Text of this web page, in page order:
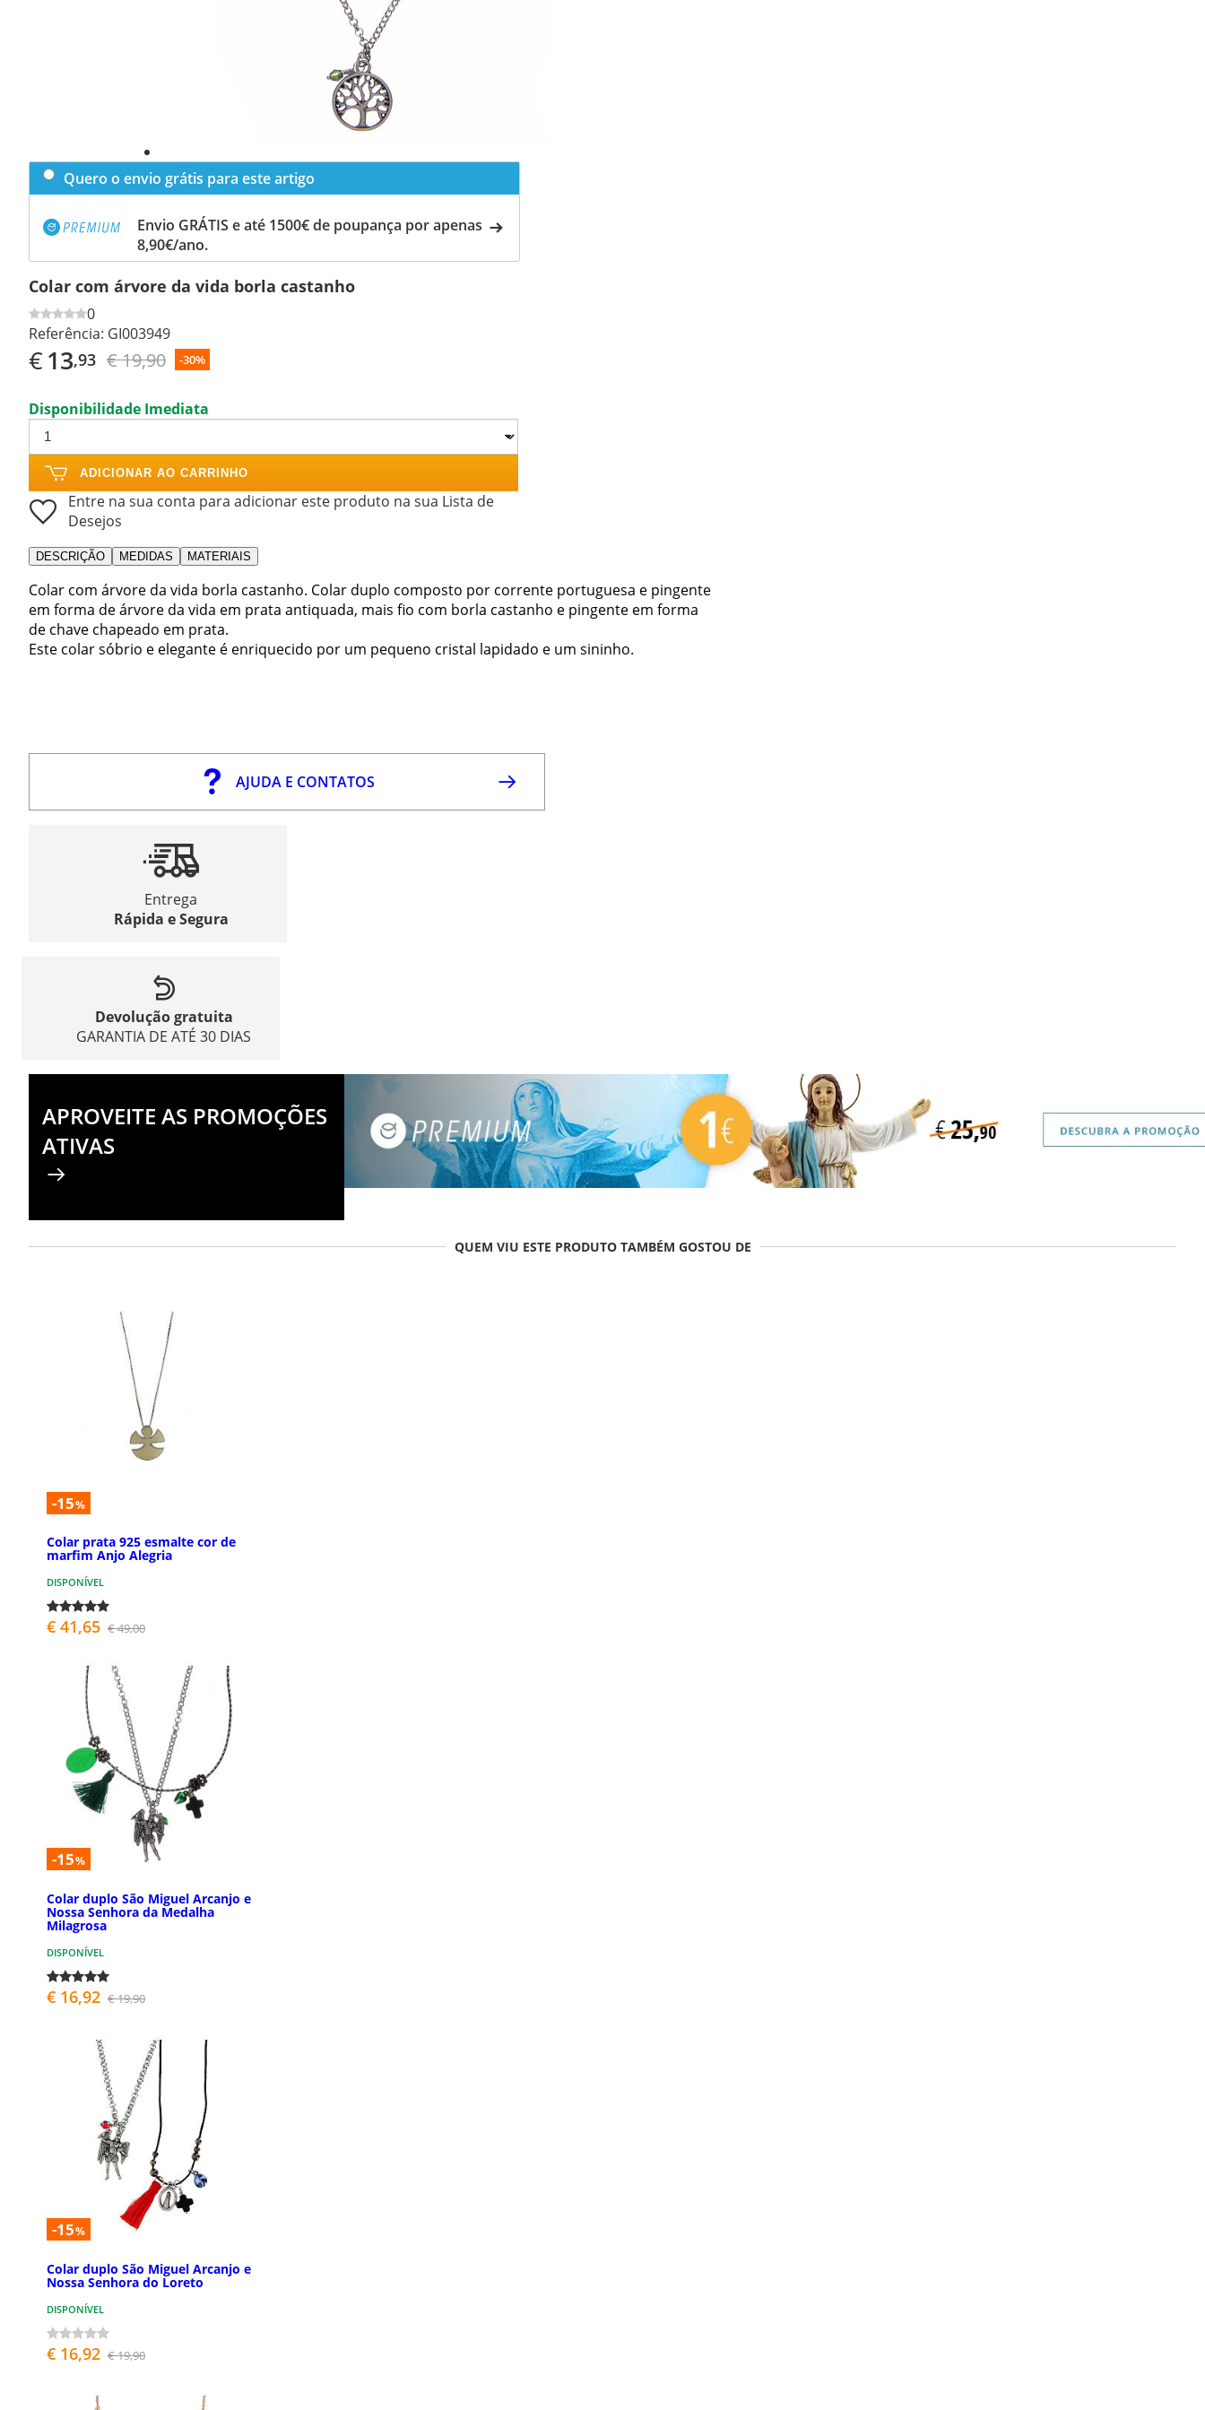
Quero o envio grátis para este artigo
Envio GRÁTIS e até 1500€ de poupança por apenas
8,90€/ano.
Colar com árvore da vida borla castanho
0
Referência: GI003949
€13,93 € 19,90 -30%
Disponibilidade Imediata
ADICIONAR AO CARRINHO
Entre na sua conta para adicionar este produto na sua Lista de
Desejos
DESCRIÇÃO MEDIDAS MATERIAIS
Colar com árvore da vida borla castanho. Colar duplo composto por corrente portuguesa e pingente
em forma de árvore da vida em prata antiquada, mais fio com borla castanho e pingente em forma
de chave chapeado em prata.
Este colar sóbrio e elegante é enriquecido por um pequeno cristal lapidado e um sininho.
AJUDA E CONTATOS
Entrega
Rápida e Segura
Devolução gratuita
GARANTIA DE ATÉ 30 DIAS
APROVEITE AS PROMOÇÕES
ATIVAS
QUEM VIU ESTE PRODUTO TAMBÉM GOSTOU DE
-15%
Colar prata 925 esmalte cor de
marfim Anjo Alegria
DISPONÍVEL
€ 41,65 € 49,00
-15%
Colar duplo São Miguel Arcanjo e
Nossa Senhora da Medalha
Milagrosa
DISPONÍVEL
€ 16,92 € 19,90
-15%
Colar duplo São Miguel Arcanjo e
Nossa Senhora do Loreto
DISPONÍVEL
€ 16,92 € 19,90